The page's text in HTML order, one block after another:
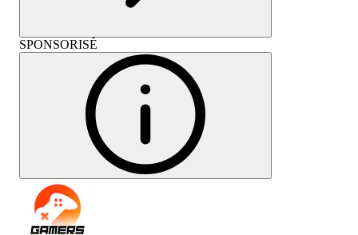
SPONSORISÉ